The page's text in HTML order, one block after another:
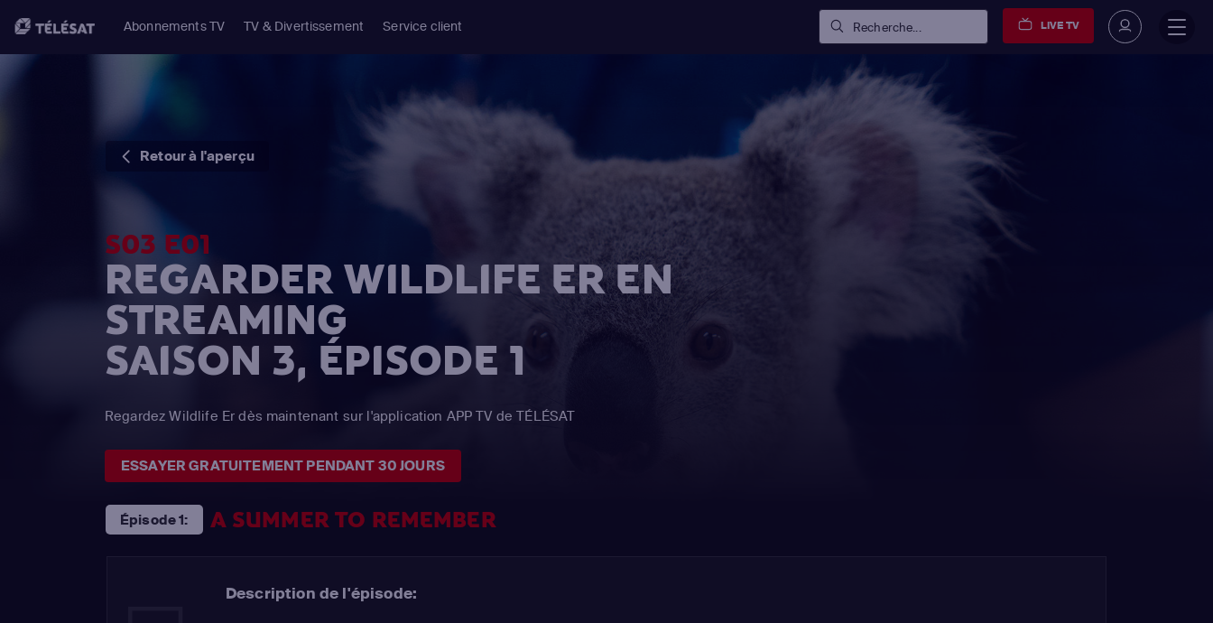
Abonnements TV TV & Divertissement Service client Recherche... LIVE TV
Retour à l'aperçu
S03 E01
REGARDER WILDLIFE ER EN
STREAMING
SAISON 3, ÉPISODE 1
Regardez Wildlife Er dès maintenant sur l'application APP TV de TÉLÉSAT
ESSAYER GRATUITEMENT PENDANT 30 JOURS
Épisode 1: A SUMMER TO REMEMBER
Description de l'épisode: